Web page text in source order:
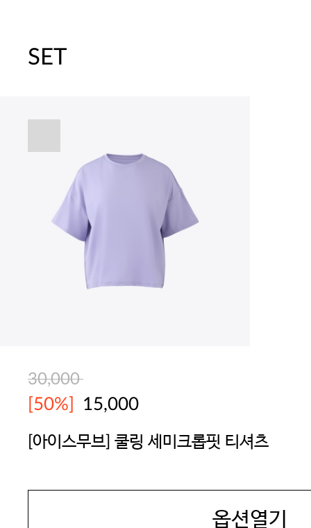
주말특가 20%(8.7~8.9)/5만원 이
SET
30,000
[50%] 15,000
[아이스무브] 쿨링 세미크롭핏 티셔츠
옵션열기